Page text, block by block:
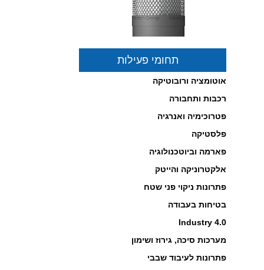
פיתרון לסינון וטיהור אוויר
והמלצת משרד הבריאות!
לחץ כאן לפרטים...
תחומי פעילות
אוטומציה ורובוטיקה
רכבות ותחבורה
פטרוכימיה ואנרגיה
פלסטיקה
פארמה וביוטכנולוגיה
אלקטרוניקה והייטק
פתרונות ניקוי פני שטח
בטיחות בעבודה
Industry 4.0
מערכות סיכה, גירוז ושימון
פתרונות לעיבוד שבבי